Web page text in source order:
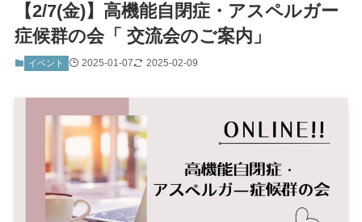
【2/7(金)】高機能自閉症・アスペルガー
症候群の会「 交流会のご案内」
イベント 2025-01-07 2025-02-09